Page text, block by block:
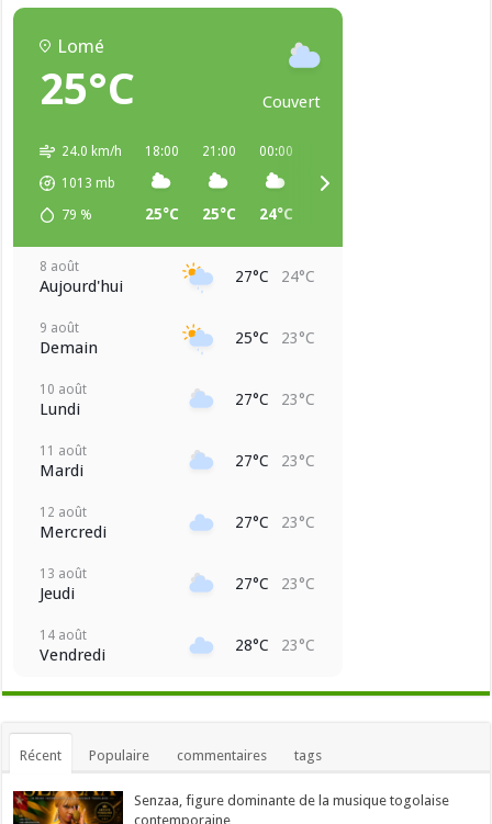
Lomé
25°C Couvert
24.0 km/h
1013 mb
79 %
18:00
25°C
21:00
25°C
00:00
24°C
8 août
Aujourd'hui 27°C 24°C
9 août
Demain 25°C 23°C
10 août
Lundi 27°C 23°C
11 août
Mardi 27°C 23°C
12 août
Mercredi 27°C 23°C
13 août
Jeudi 27°C 23°C
14 août
Vendredi 28°C 23°C
Récent Populaire commentaires tags
Senzaa, figure dominante de la musique togolaise
contemporaine